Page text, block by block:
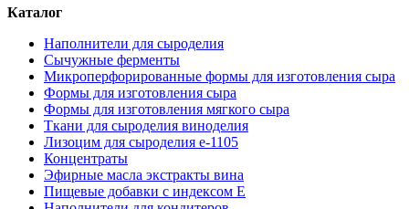
Каталог
Наполнители для сыроделия
Сычужные ферменты
Микроперфорированные формы для изготовления сыра
Формы для изготовления сыра
Формы для изготовления мягкого сыра
Ткани для сыроделия виноделия
Лизоцим для сыроделия e-1105
Концентраты
Эфирные масла экстракты вина
Пищевые добавки с индексом Е